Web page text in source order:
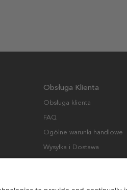
Obsługa Klienta
Obsługa klienta
FAQ
Ogólne warunki handlowe
Wysyłka i Dostawa